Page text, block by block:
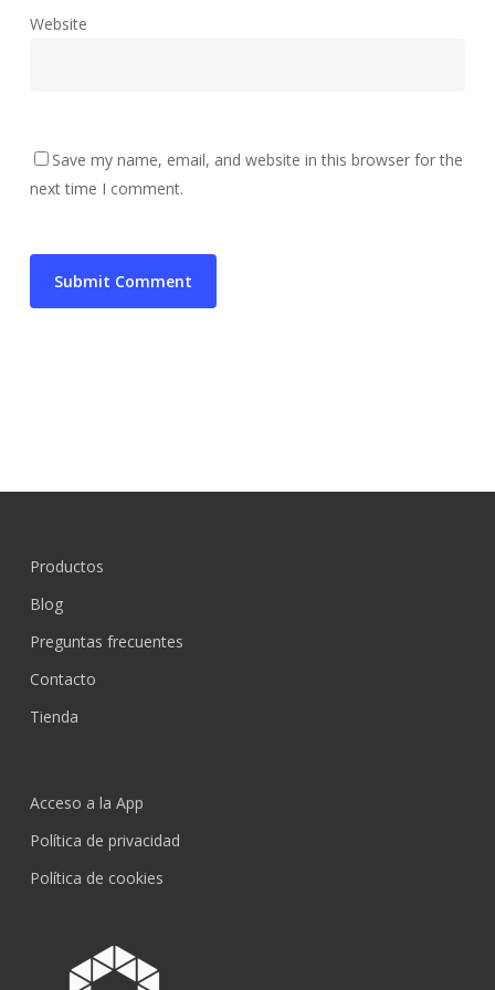
Website
Save my name, email, and website in this browser for the
next time I comment.
Productos
Blog
Preguntas frecuentes
Contacto
Tienda
Acceso a la App
Política de privacidad
Política de cookies